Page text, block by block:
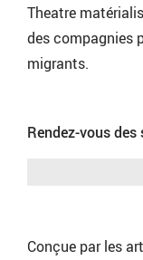
Theatre
des compagnies
migrants.
Rendez-vous
Conçue par les